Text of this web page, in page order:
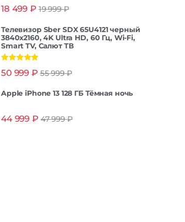
из 5
18 499 ₽ 19 999₽
Телевизор Sber SDX 65U4121 черный
3840x2160, 4K Ultra HD, 60 Гц, Wi-Fi,
Smart TV, Салют ТВ
из 5
50 999 ₽ 55 999₽
Apple iPhone 13 128 ГБ Тёмная ночь
44 999 ₽ 47 999₽